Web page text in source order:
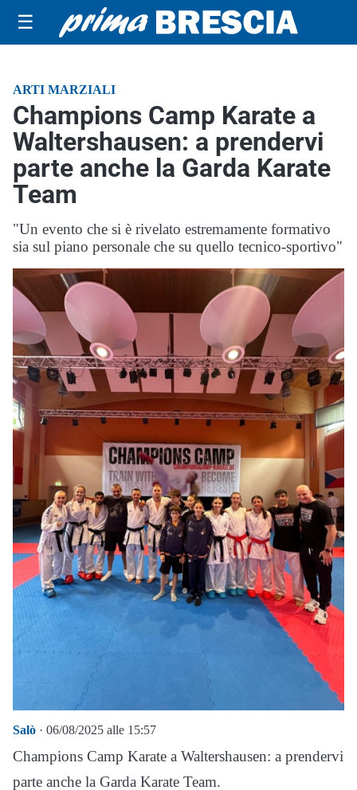
☰
ARTI MARZIALI
Champions Camp Karate a
Waltershausen: a prendervi
parte anche la Garda Karate
Team
"Un evento che si è rivelato estremamente formativo
sia sul piano personale che su quello tecnico-sportivo"
Salò · 06/08/2025 alle 15:57
Champions Camp Karate a Waltershausen: a prendervi
parte anche la Garda Karate Team.